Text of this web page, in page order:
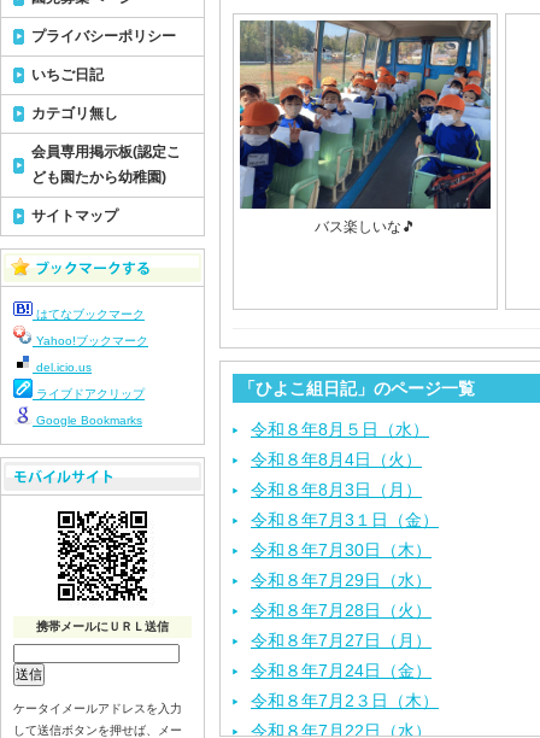
バス楽しいな🎵
「ひよこ組日記」のページ一覧
令和８年8月５日（水）
令和８年8月4日（火）
令和８年8月3日（月）
令和８年7月3１日（金）
令和８年7月30日（木）
令和８年7月29日（水）
令和８年7月28日（火）
令和８年7月27日（月）
令和８年7月24日（金）
令和８年7月2３日（木）
令和８年7月22日（水）
プライバシーポリシー
いちご日記
カテゴリ無し
会員専用掲示板(認定こ
ども園たから幼稚園)
サイトマップ
はてなブックマーク
Yahoo!ブックマーク
del.icio.us
ライブドアクリップ
Google Bookmarks
携帯メールにＵＲＬ送信
ケータイメールアドレスを入力
して送信ボタンを押せば、メー